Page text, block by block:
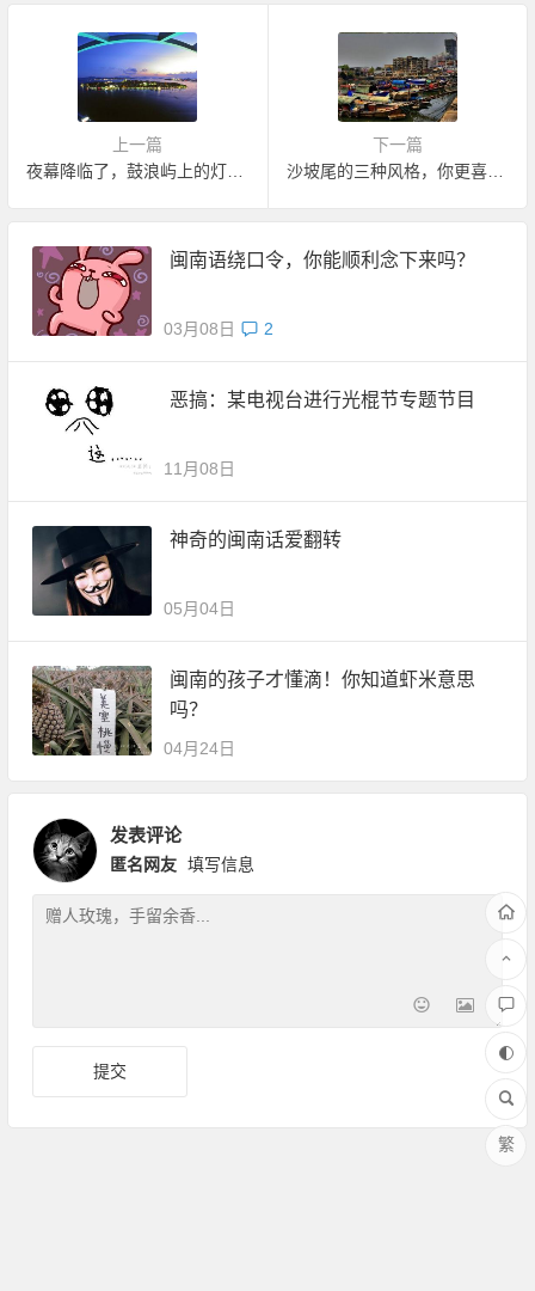
上一篇
夜幕降临了，鼓浪屿上的灯渐渐点亮
下一篇
沙坡尾的三种风格，你更喜欢哪一种呢
闽南语绕口令，你能顺利念下来吗？
03月08日 2
恶搞：某电视台进行光棍节专题节目
11月08日
神奇的闽南话爱翻转
05月04日
闽南的孩子才懂滴！你知道虾米意思
吗？
04月24日
发表评论
匿名网友 填写信息
繁